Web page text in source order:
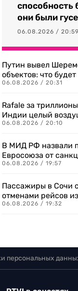
способность
они были
06.08.2026 / 20:59
Путин вывел
объектов: что
06.08.2026 / 20:31
Rafale за
Индии целый
06.08.2026 / 20:10
В МИД РФ назвали
Евросоюза от
06.08.2026 / 19:57
Пассажиры в Сочи
отменами рейсов
06.08.2026 / 19:32
персональных